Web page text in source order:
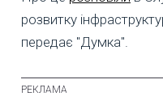
розвитку
передає "Думка".